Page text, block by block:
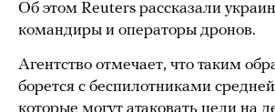
Об этом Reuters рассказали
командиры и операторы дронов.
Агентство отмечает, что таким
борется с беспилотниками